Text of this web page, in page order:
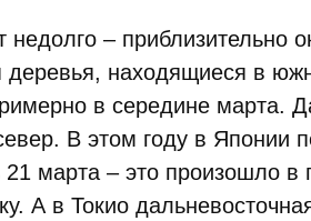
недолго – приблизительно
деревья, находящиеся в
в середине марта.
В этом году в Японии
21 марта – это произошло
А в Токио